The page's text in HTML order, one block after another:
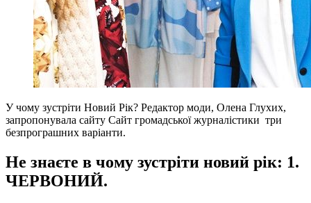
У чому зустріти Новий Рік? Редактор моди, Олена Глухих,
запропонувала сайту Сайт громадської журналістики три
безпрограшних варіанти.
Не знаєте в чому зустріти новий рік: 1.
ЧЕРВОНИЙ.